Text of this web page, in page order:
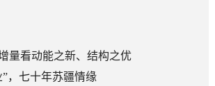
量看动能之新、结构之优
，七十年苏疆情缘